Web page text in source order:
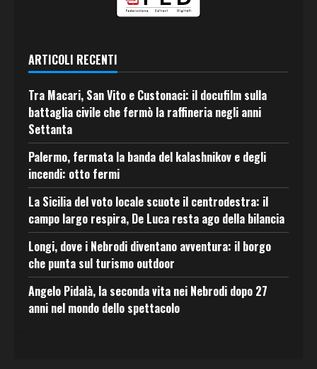
ARTICOLI RECENTI
Tra Macari, San Vito e Custonaci: il docufilm sulla
battaglia civile che fermò la raffineria negli anni
Settanta
Palermo, fermata la banda del kalashnikov e degli
incendi: otto fermi
La Sicilia del voto locale scuote il centrodestra: il
campo largo respira, De Luca resta ago della bilancia
Longi, dove i Nebrodi diventano avventura: il borgo
che punta sul turismo outdoor
Angelo Pidalà, la seconda vita nei Nebrodi dopo 27
anni nel mondo dello spettacolo